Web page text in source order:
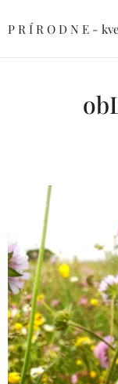
P R Í R O D N E -